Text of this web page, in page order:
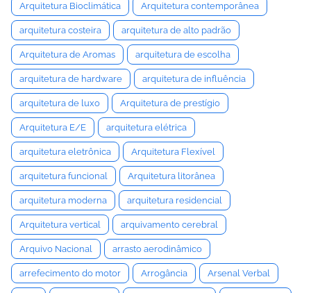
Arquitetura Bioclimática Arquitetura contemporânea
arquitetura costeira arquitetura de alto padrão
Arquitetura de Aromas arquitetura de escolha
arquitetura de hardware arquitetura de influência
arquitetura de luxo Arquitetura de prestígio
Arquitetura E/E arquitetura elétrica
arquitetura eletrônica Arquitetura Flexível
arquitetura funcional Arquitetura litorânea
arquitetura moderna arquitetura residencial
Arquitetura vertical arquivamento cerebral
Arquivo Nacional arrasto aerodinâmico
arrefecimento do motor Arrogância Arsenal Verbal